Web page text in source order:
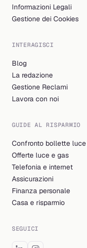
Informazioni Legali
Gestione dei Cookies
INTERAGISCI
Blog
La redazione
Gestione Reclami
Lavora con noi
GUIDE AL RISPARMIO
Confronto bollette
Offerte luce e gas
Telefonia e internet
Assicurazioni
Finanza personale
Casa e risparmio
SEGUICI